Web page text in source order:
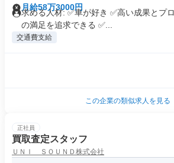
月給58万3000円
求める人材: ✅車が好き ✅高い成果とプ
の満足を追求できる ✅...
交通費支給
この企業の類似求人を見る
正社員
買取査定スタッフ
ＵＮＩ ＳＯＵＮＤ株式会社